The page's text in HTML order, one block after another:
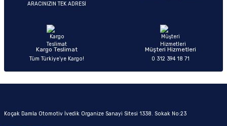
ARACINIZIN TEK ADRESİ
Kargo Teslimat
Tüm Türkiye’ye Kargo!
Müşteri Hizmetleri
0 312 394 18 71
Koçak Damla Otomotiv İvedik Organize Sanayi Sitesi 1338. Sokak No:23